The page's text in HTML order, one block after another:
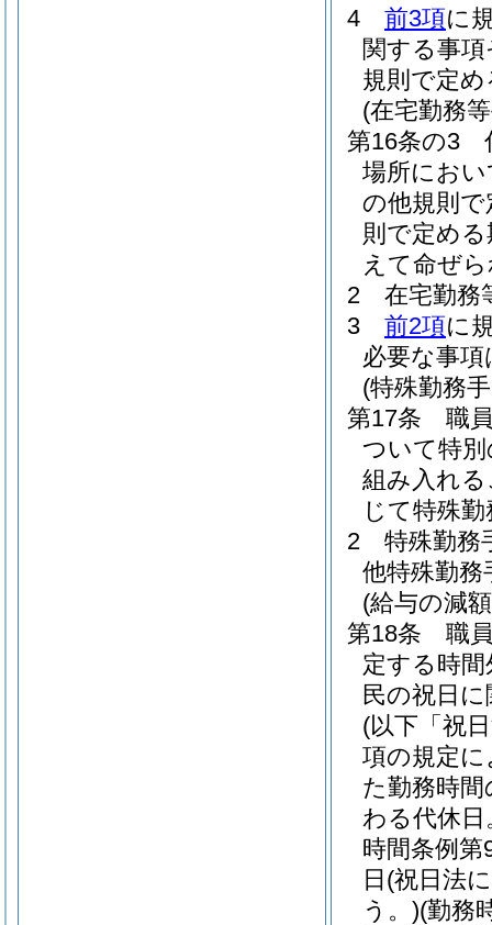
4
前3項に
関する事
規則で定め
(在宅勤務
第16条の3
場所にお
の他規則
則で定め
えて命ぜ
2
在宅勤務
3
前2項に
必要な事
(特殊勤務
第17条
職
ついて特
組み入れ
じて特殊
2
特殊勤務
他特殊勤
(給与の減
第18条
職
定する時
民の祝日
(以下「祝
項の規定
た勤務時
わる代休
時間条例
日 (祝日法
う。)(勤務